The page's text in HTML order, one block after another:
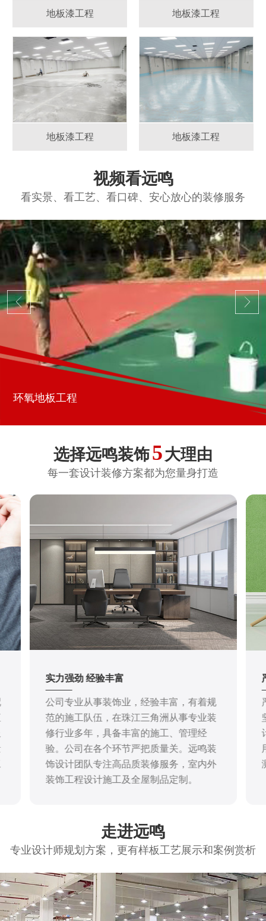
地板漆工程 地板漆工程
地板漆工程 地板漆工程
视频看远鸣
看实景、看工艺、看口碑、安心放心的装修服务
环氧地板工程
选择远鸣装饰5大理由
每一套设计装修方案都为您量身打造
实力强劲 经验丰富
公司专业从事装饰业，经验丰富，有着规
范的施工队伍，在珠江三角洲从事专业装
修行业多年，具备丰富的施工、管理经
验。公司在各个环节严把质量关。远鸣装
饰设计团队专注高品质装修服务，室内外
装饰工程设计施工及全屋制品定制。
走进远鸣
专业设计师规划方案，更有样板工艺展示和案例赏析